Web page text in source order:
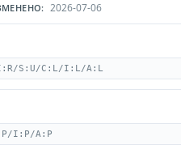
2026-07-06
S:U/C:L/I:L/A:L
I:P/A:P